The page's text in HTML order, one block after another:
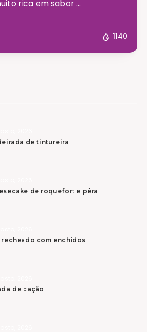
rica em sabor ...
1140
de tintureira
de roquefort e pêra
recheado com enchidos
de cação